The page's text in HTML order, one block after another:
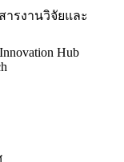
ารงานวิจัยและ
Hub